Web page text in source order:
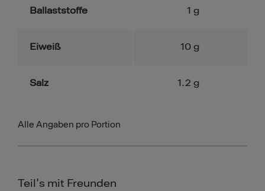
Ballaststoffe 1 g
Eiweiß 10 g
Salz 1.2 g
Alle Angaben pro Portion
Teil's mit Freunden